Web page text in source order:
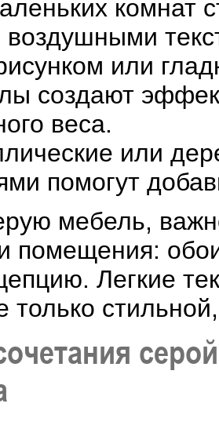
комнат
воздушными
или
создают
веса.
или
помогут
мебель,
помещения:
Легкие
только